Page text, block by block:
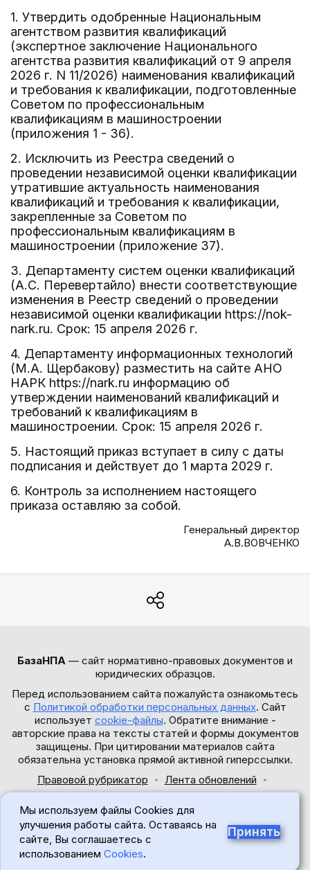
1. Утвердить одобренные Национальным
агентством развития квалификаций
(экспертное заключение Национального
агентства развития квалификаций от 9 апреля
2026 г. N 11/2026) наименования квалификаций
и требования к квалификации, подготовленные
Советом по профессиональным
квалификациям в машиностроении
(приложения 1 - 36).
2. Исключить из Реестра сведений о
проведении независимой оценки квалификации
утратившие актуальность наименования
квалификаций и требования к квалификации,
закрепленные за Советом по
профессиональным квалификациям в
машиностроении (приложение 37).
3. Департаменту систем оценки квалификаций
(А.С. Перевертайло) внести соответствующие
изменения в Реестр сведений о проведении
независимой оценки квалификации https://nok-
nark.ru. Срок: 15 апреля 2026 г.
4. Департаменту информационных технологий
(М.А. Щербакову) разместить на сайте АНО
НАРК https://nark.ru информацию об
утверждении наименований квалификаций и
требований к квалификациям в
машиностроении. Срок: 15 апреля 2026 г.
5. Настоящий приказ вступает в силу с даты
подписания и действует до 1 марта 2029 г.
6. Контроль за исполнением настоящего
приказа оставляю за собой.
Генеральный директор
А.В.ВОВЧЕНКО
БазаНПА — сайт нормативно-правовых документов и
юридических образцов.
Перед использованием сайта пожалуйста ознакомьтесь
с Политикой обработки персональных данных. Сайт
использует cookie-файлы. Обратите внимание -
авторские права на тексты статей и формы документов
защищены. При цитировании материалов сайта
обязательна установка прямой активной гиперссылки.
Правовой рубрикатор
Лента обновлений
© 2017-2026
18+
Мы используем файлы Cookies для
улучшения работы сайта. Оставаясь на
сайте, Вы соглашаетесь с
использованием Cookies.
Принять